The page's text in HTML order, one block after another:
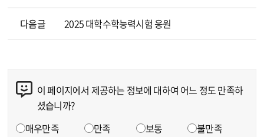
다음글 2025 대학수학능력시험 응원
이 페이지에서 제공하는 정보에 대하여 어느 정도 만족하
셨습니까?
매우만족 만족 보통
불만족